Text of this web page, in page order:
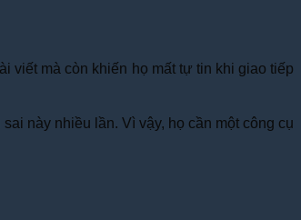
viết mà còn khiến họ mất tự tin khi giao tiếp
này nhiều lần. Vì vậy, họ cần một công cụ